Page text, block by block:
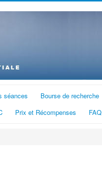
séances Bourse de recherche
Prix et Récompenses FAQ